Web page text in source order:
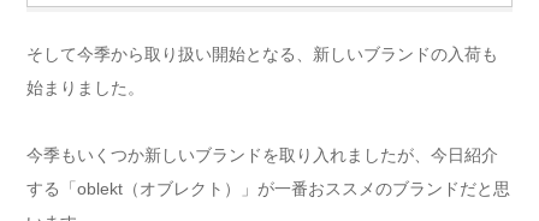
そして今季から取り扱い開始となる、新しいブランドの入荷も
始まりました。
今季もいくつか新しいブランドを取り入れましたが、今日紹介
する「oblekt（オブレクト）」が一番おススメのブランドだと思